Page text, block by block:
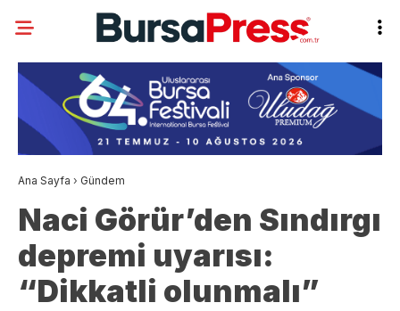
Ana Sayfa › Gündem
Naci Görür’den Sındırgı
depremi uyarısı:
“Dikkatli olunmalı”